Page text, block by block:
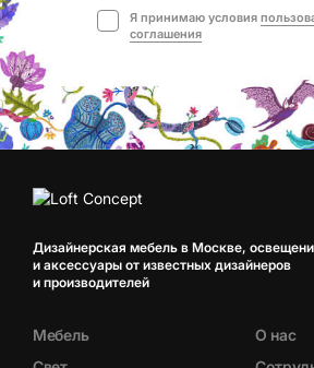
Я принимаю условия
соглашения
Дизайнерская мебель в Москве,
и аксессуары от известных дизайнеров
и производителей
Мебель
О нас